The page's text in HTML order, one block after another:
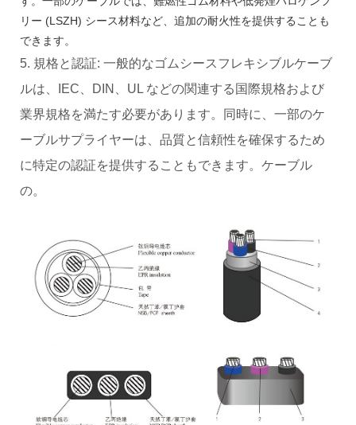
リー (LSZH) シース材料など、追加の耐火性を提供することも
できます。
5. 規格と認証: 一般的なゴムシースフレキシブルケーブ
ルは、IEC、DIN、UL などの関連する国際規格および
業界規格を満たす必要があります。同時に、一部のケ
ーブルサプライヤーは、品質と信頼性を確保するため
に特定の認証を提供することもできます。ケーブル
の。